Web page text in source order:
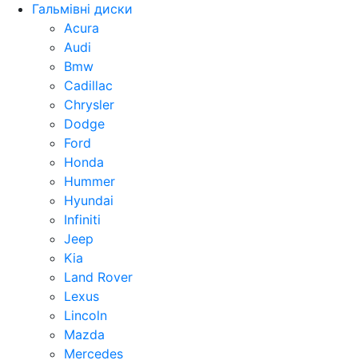
Гальмівні диски
Acura
Audi
Bmw
Cadillac
Chrysler
Dodge
Ford
Honda
Hummer
Hyundai
Infiniti
Jeep
Kia
Land Rover
Lexus
Lincoln
Mazda
Mercedes